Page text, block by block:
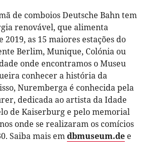
de comboios Deutsche Bahn tem
renovável, que alimenta
as 15 maiores estações do
Berlim, Munique, Colónia ou
onde encontramos o Museu
conhecer a história da
Nuremberga é conhecida pela
dedicada ao artista da Idade
de Kaiserburg e pelo memorial
onde se realizaram os comícios
Saiba mais emdbmuseum.de e